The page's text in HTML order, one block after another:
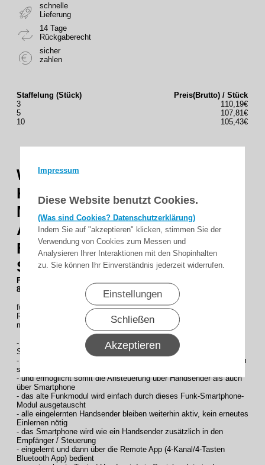
Impressum
Diese Website benutzt Cookies.
(Was sind Cookies? Datenschutzerklärung)
Indem Sie auf "akzeptieren" klicken, stimmen Sie der
Verwendung von Cookies zum Messen und
Analysieren Ihrer Interaktionen mit den Shopinhalten
zu. Sie können Ihr Einverständnis jederzeit widerrufen.
Einstellungen
Schließen
Akzeptieren
schnelle
Lieferung
14 Tage
Rückgaberecht
sicher
zahlen
Staffelung (Stück)
Preis(Brutto) / Stück
3
110,19€
5
107,81€
10
105,43€
WTS - Funk und Smartphone
Kombi-Steckmodul :
868,30
MHz
ermöglicht die Tor-
Ansteuerung (oder Licht) über
Funksender sowie über
Smartphone
FE-Z-SMART Funk und Smartphone Kombi-Steckmodul :
868,30 MHz.,
für FE-Funkempfänger oder
RTS-Rolltorsteuerungen
mit gestecktem Funkmodul
- mit diesem Funk-Smartphone-Modul werden die Funk- und
Smartphone-Welt vereint
- dieses Modul macht einen Funkempfänger / Rolltorsteuerung zum
smarten Gerät
- und ermöglicht somit die Ansteuerung über Handsender als auch
über Smartphone
- das alte Funkmodul wird einfach durch dieses Funk-Smartphone-
Modul ausgetauscht
- alle eingelernten Handsender bleiben weiterhin aktiv, kein erneutes
Einlernen nötig
- das Smartphone wird wie ein Handsender zusätzlich in den
Empfänger / Steuerung
- eingelernt und dann über die Remote App (4-Kanal/4-Tasten
Bluetooth App) bedient